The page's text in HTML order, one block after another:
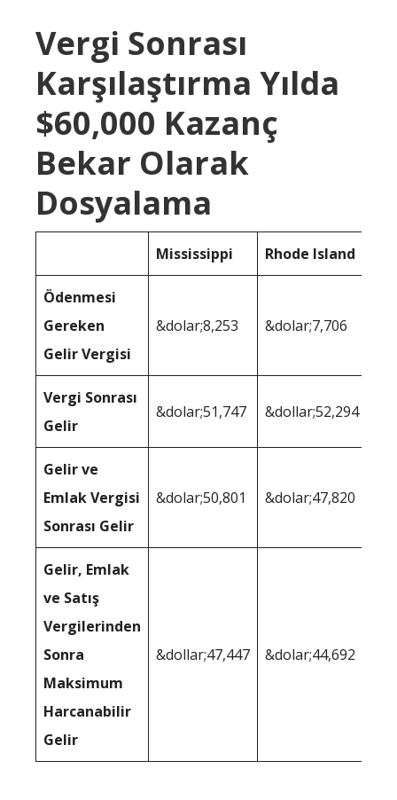
Vergi Sonrası
Karşılaştırma Yılda
$60,000 Kazanç
Bekar Olarak
Dosyalama
Mississippi Rhode Island
Ödenmesi
Gereken
Gelir Vergisi
&dolar;8,253 &dolar;7,706
Vergi Sonrası
Gelir
&dolar;51,747 &dollar;52,294
Gelir ve
Emlak Vergisi
Sonrası Gelir
&dolar;50,801 &dolar;47,820
Gelir, Emlak
ve Satış
Vergilerinden
Sonra
Maksimum
Harcanabilir
Gelir
&dollar;47,447 &dolar;44,692